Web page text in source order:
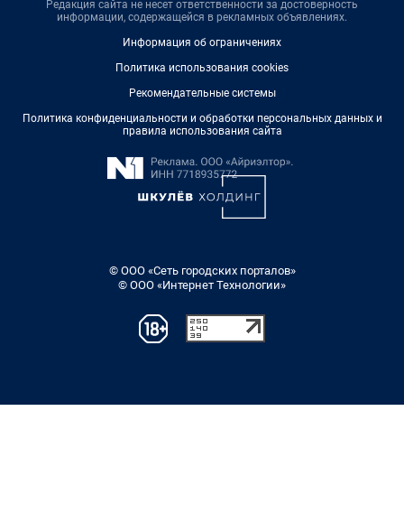
Редакция сайта не несет ответственности за достоверность
информации, содержащейся в рекламных объявлениях.
Информация об ограничениях
Политика использования cookies
Рекомендательные системы
Политика конфиденциальности и обработки персональных данных и
правила использования сайта
© ООО «Сеть городских порталов»
© ООО «Интернет Технологии»